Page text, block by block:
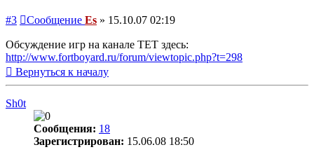
#3 Сообщение Es » 15.10.07 02:19
Обсуждение игр на канале ТЕТ здесь:
http://www.fortboyard.ru/forum/viewtopic.php?t=298
Вернуться к началу
Sh0t
Сообщения: 18
Зарегистрирован: 15.06.08 18:50